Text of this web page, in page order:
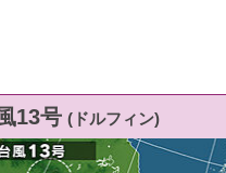
13号 (ドルフィン)